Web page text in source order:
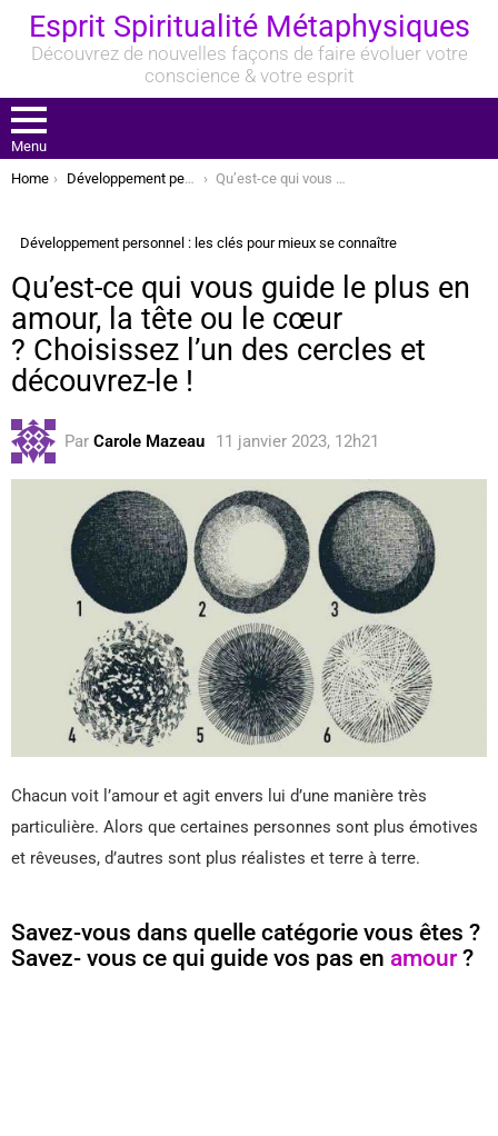
Esprit Spiritualité Métaphysiques
Découvrez de nouvelles façons de faire évoluer votre
conscience & votre esprit
Menu
You are here:
Home Développement personnel : les clés pour mieux se connaître Qu’est-ce qui vous guide le plus en amour, la tête ou le cœur ? Choisissez l’un des cercles et découvrez-le !
Développement personnel : les clés pour mieux se connaître
Qu’est-ce qui vous guide le plus en
amour, la tête ou le cœur
? Choisissez l’un des cercles et
découvrez-le !
Par Carole Mazeau 11 janvier 2023, 12h21
Chacun voit l’amour et agit envers lui d’une manière très
particulière. Alors que certaines personnes sont plus émotives
et rêveuses, d’autres sont plus réalistes et terre à terre.
Savez-vous dans quelle catégorie vous êtes ?
Savez- vous ce qui guide vos pas en amour?